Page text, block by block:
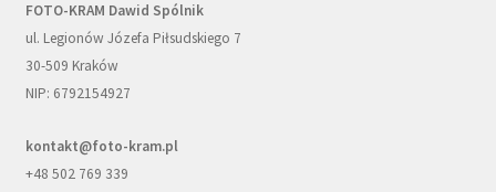
FOTO-KRAM Dawid Spólnik
ul. Legionów Józefa Piłsudskiego 7
30-509 Kraków
NIP: 6792154927
kontakt@foto-kram.pl
+48 502 769 339